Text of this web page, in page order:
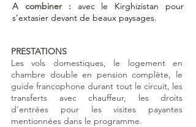
A combiner : avec le Kirghizistan pour
s’extasier devant de beaux paysages.
PRESTATIONS
Les vols domestiques, le logement en
chambre double en pension complète, le
guide francophone durant tout le circuit, les
transferts avec chauffeur, les droits
d'entrées pour les visites payantes
mentionnées dans le programme.